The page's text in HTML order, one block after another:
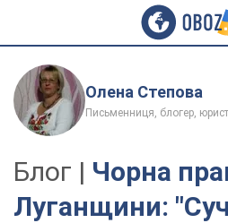
Олена Степова
Письменниця, блогер, юрист
Блог | Чорна
Луганщини: